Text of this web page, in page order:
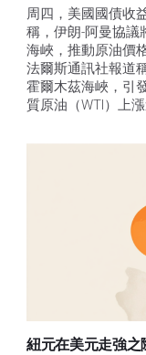
周四，美國國債收
稱，伊朗-阿曼協議
海峽，推動原油價
法爾斯通訊社報道
霍爾木茲海峽，引
質原油（WTI）上
紐元在美元走強之